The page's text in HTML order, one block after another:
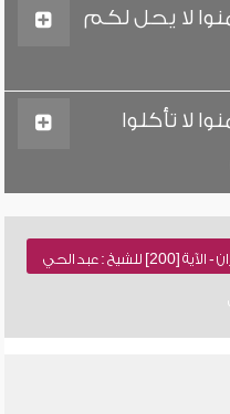
لا يحل لكم
لا تأكلوا
نسخة نصية للطباعة , سورة آل عمران - الآية [200] للشيخ : عبد الحي